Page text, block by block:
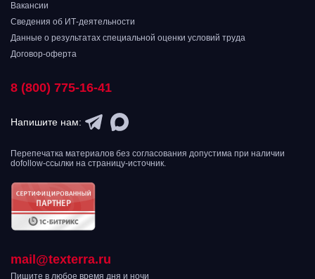
Вакансии
Сведения об ИТ-деятельности
Данные о результатах специальной оценки условий труда
Договор-оферта
8 (800) 775-16-41
Напишите нам:
Перепечатка материалов без согласования допустима при наличии
dofollow-ссылки на страницу-источник.
mail@texterra.ru
Пишите в любое время дня и ночи